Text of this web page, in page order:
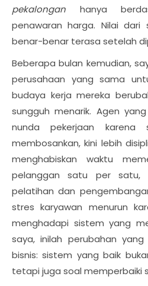
pekalongan hanya
penawaran harga. Nilai
benar-benar terasa setelah
Beberapa bulan kemudian,
perusahaan yang sama
budaya kerja mereka
sungguh menarik. Agen
nunda pekerjaan karena
membosankan, kini lebih
menghabiskan waktu
pelanggan satu per satu,
pelatihan dan
stres karyawan menurun
menghadapi sistem yang
saya, inilah perubahan
bisnis: sistem yang baik
tetapi juga soal memperbaiki